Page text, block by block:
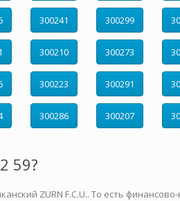
300241 300299
300210 300273
300223 300291
300286 300207
59?
ZURN F.C.U.. То есть